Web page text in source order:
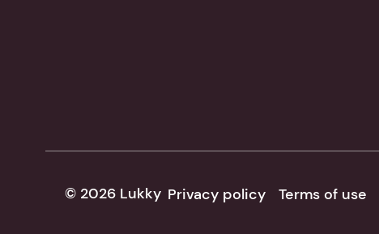
Privacy policy Terms of use
© 2026 Lukky